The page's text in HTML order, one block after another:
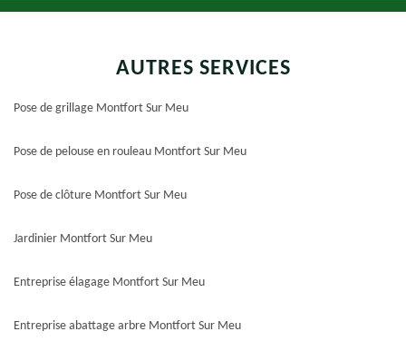
AUTRES SERVICES
Pose de grillage Montfort Sur Meu
Pose de pelouse en rouleau Montfort Sur Meu
Pose de clôture Montfort Sur Meu
Jardinier Montfort Sur Meu
Entreprise élagage Montfort Sur Meu
Entreprise abattage arbre Montfort Sur Meu